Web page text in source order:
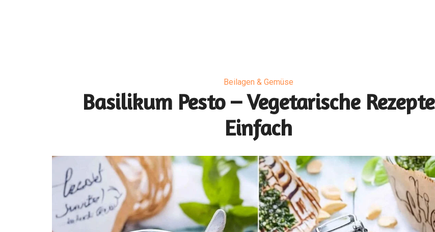
Beilagen & Gemüse
Basilikum Pesto – Vegetarische Rezepte
Einfach